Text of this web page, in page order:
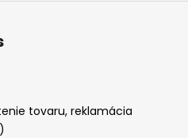
tovaru, reklamácia